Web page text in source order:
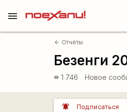
menu
arrow_back Отчёты
Безенги
visibility 1 746 Новое
notifications_active Подписаться